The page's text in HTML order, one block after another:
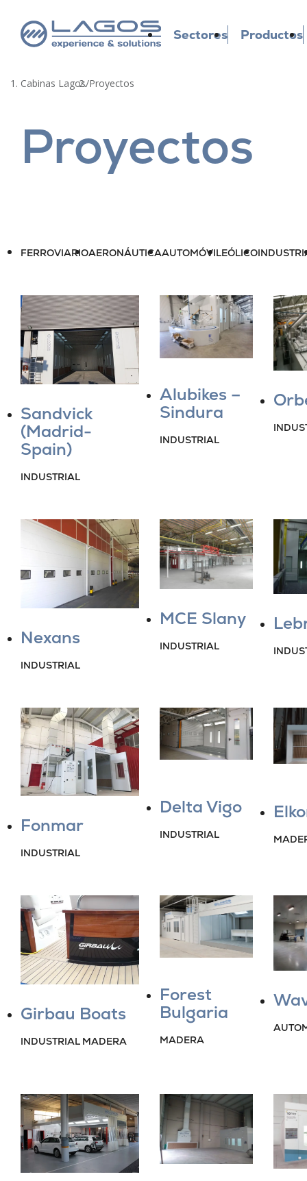
Sectores Productos
Cabinas Lagos/Proyectos
Proyectos
FERROVIARIOAERONÁUTICAAUTOMÓVILEÓLICO
Sandvick
(Madrid-
Spain)
INDUSTRIAL
Alubikes –
Sindura
INDUSTRIAL
Nexans
INDUSTRIAL
MCE Slany
INDUSTRIAL
Fonmar
INDUSTRIAL
Delta Vigo
INDUSTRIAL
Girbau Boats
INDUSTRIAL MADERA
Forest
Bulgaria
MADERA